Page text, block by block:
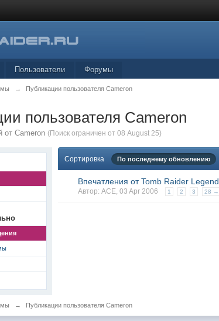
Пользователи Форумы
→ Публикации пользователя Cameron
пользователя Cameron
от Cameron (Поиск ограничен от 08 August 25)
Сортировка По последнему обновлению
Впечатления от Tomb Raider Legend
Автор:ACE, 03 Apr 2006 1 2 3 28 →
→ Публикации пользователя Cameron